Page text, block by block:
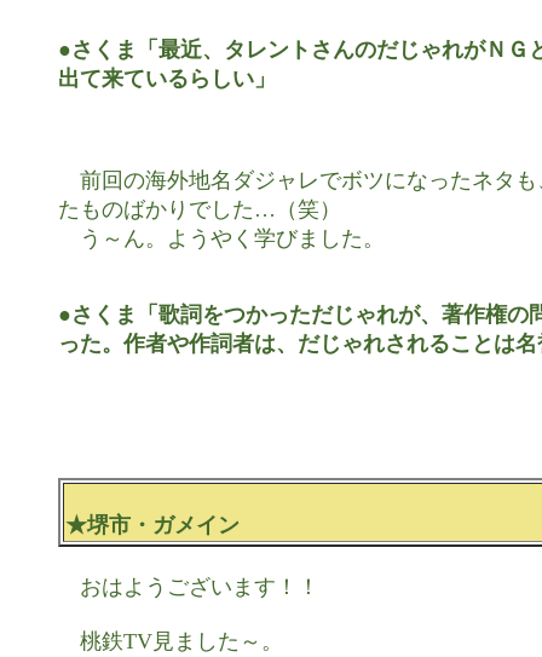
●さくま「最近、タレントさんのだじゃれがＮＧ
出て来ているらしい」
前回の海外地名ダジャレでボツになったネタ
たものばかりでした…（笑）
う～ん。ようやく学びました。
●さくま「歌詞をつかっただじゃれが、著作権の
った。作者や作詞者は、だじゃれされることは
★堺市・ガメイン
おはようございます！！
桃鉄TV見ました～。